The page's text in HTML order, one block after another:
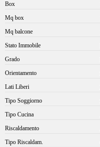
Box
Mq box
Mq balcone
Stato Immobile
Grado
Orientamento
Lati Liberi
Tipo Soggiorno
Tipo Cucina
Riscaldamento
Tipo Riscaldam.